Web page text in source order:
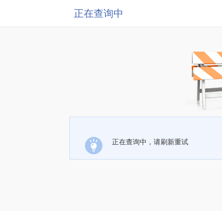
正在查询中
正在查询中，请刷新重试